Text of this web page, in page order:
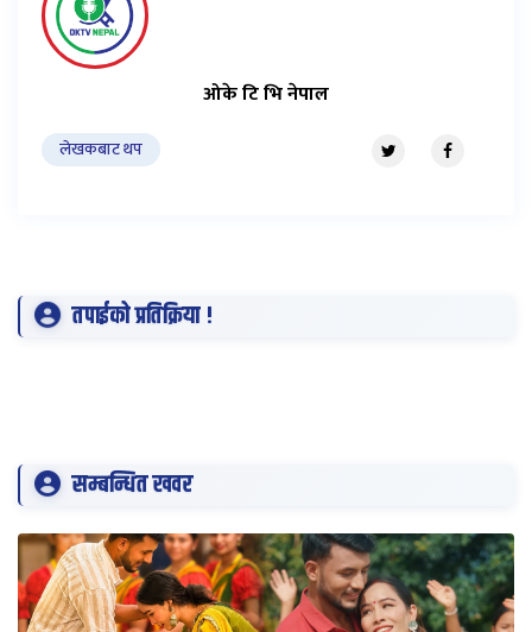
ओके टि भि नेपाल
लेखकबाट थप
तपाईको प्रतिक्रिया !
सम्बन्धित खवर